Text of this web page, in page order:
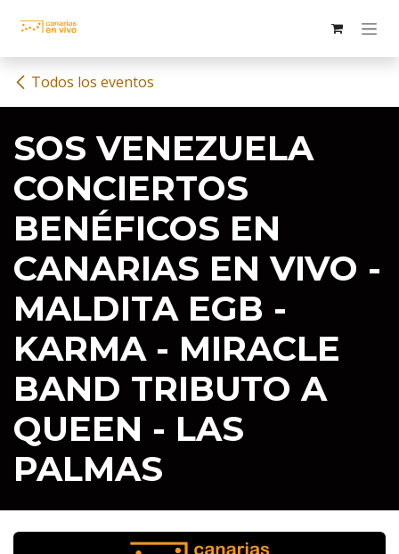
Todos los eventos
SOS VENEZUELA
CONCIERTOS
BENÉFICOS EN
CANARIAS EN VIVO -
MALDITA EGB -
KARMA - MIRACLE
BAND TRIBUTO A
QUEEN - LAS
PALMAS